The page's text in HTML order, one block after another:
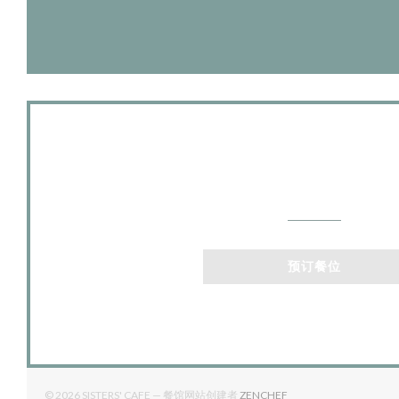
预订餐位
© 2026 SISTERS' CAFE — 餐馆网站创建者 ZENCHEF